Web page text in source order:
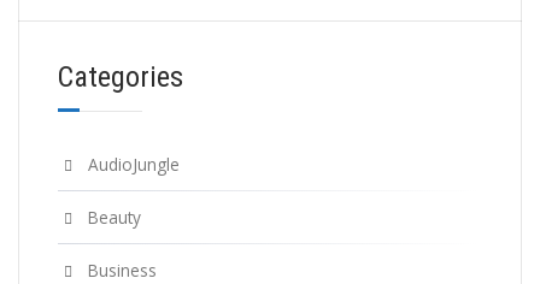
Categories
AudioJungle
Beauty
Business